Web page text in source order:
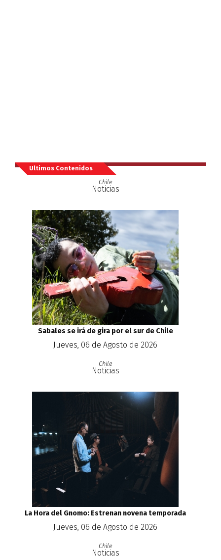
Ultimos Contenidos
Chile
Noticias
Sabales se irá de gira por el sur de Chile
Jueves, 06 de Agosto de 2026
Chile
Noticias
La Hora del Gnomo: Estrenan novena temporada
Jueves, 06 de Agosto de 2026
Chile
Noticias